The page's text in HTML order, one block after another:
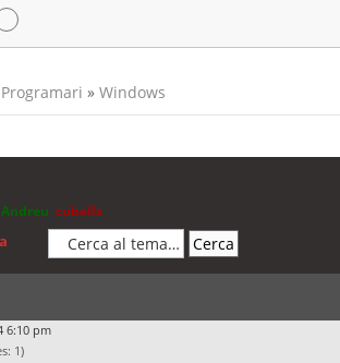
Programari » Windows
Andreu cubells
6:10 pm
1)